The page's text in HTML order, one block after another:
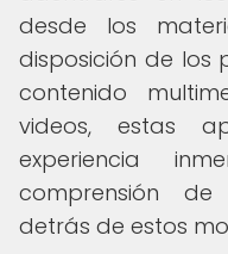
desde los
disposición de los
contenido
videos, estas
experiencia
comprensión
detrás de estos